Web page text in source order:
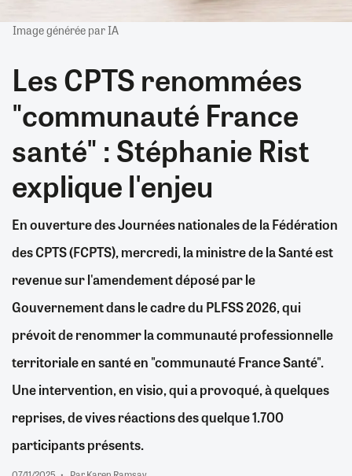
Image générée par IA
Les CPTS renommées
"communauté France
santé" : Stéphanie Rist
explique l'enjeu
En ouverture des Journées nationales de la Fédération
des CPTS (FCPTS), mercredi, la ministre de la Santé est
revenue sur l'amendement déposé par le
Gouvernement dans le cadre du PLFSS 2026, qui
prévoit de renommer la communauté professionnelle
territoriale en santé en "communauté France Santé".
Une intervention, en visio, qui a provoqué, à quelques
reprises, de vives réactions des quelque 1.700
participants présents.